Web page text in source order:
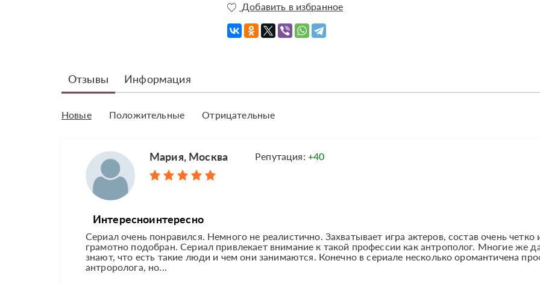
Добавить в избранное
Отзывы Информация
Новые Положительные Отрицательные
Мария, Москва Репутация: +40
Интересноинтересно
Сериал очень понравился. Немного не реалистично. Захватывает игра актеров, состав очень четко
грамотно подобран. Сериал привлекает внимание к такой профессии как антрополог. Многие же
знают, что есть такие люди и чем они занимаются. Конечно в сериале несколько оромантичена
антроролога, но...